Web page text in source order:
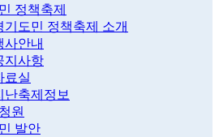
정책축제
기도민 정책축제 소개
사안내
지사항
료실
난축제정보
원
발안